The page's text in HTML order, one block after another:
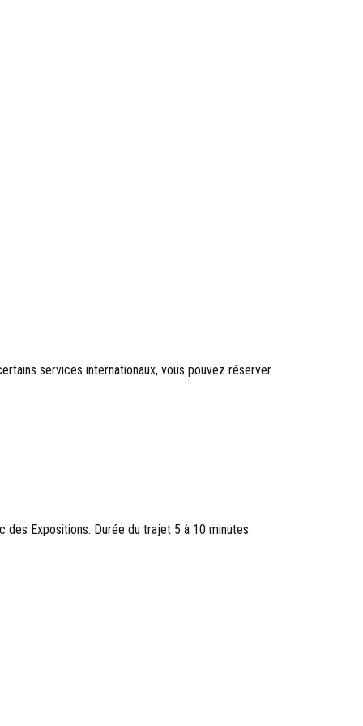
services internationaux, vous pouvez réserver
Expositions. Durée du trajet 5 à 10 minutes.